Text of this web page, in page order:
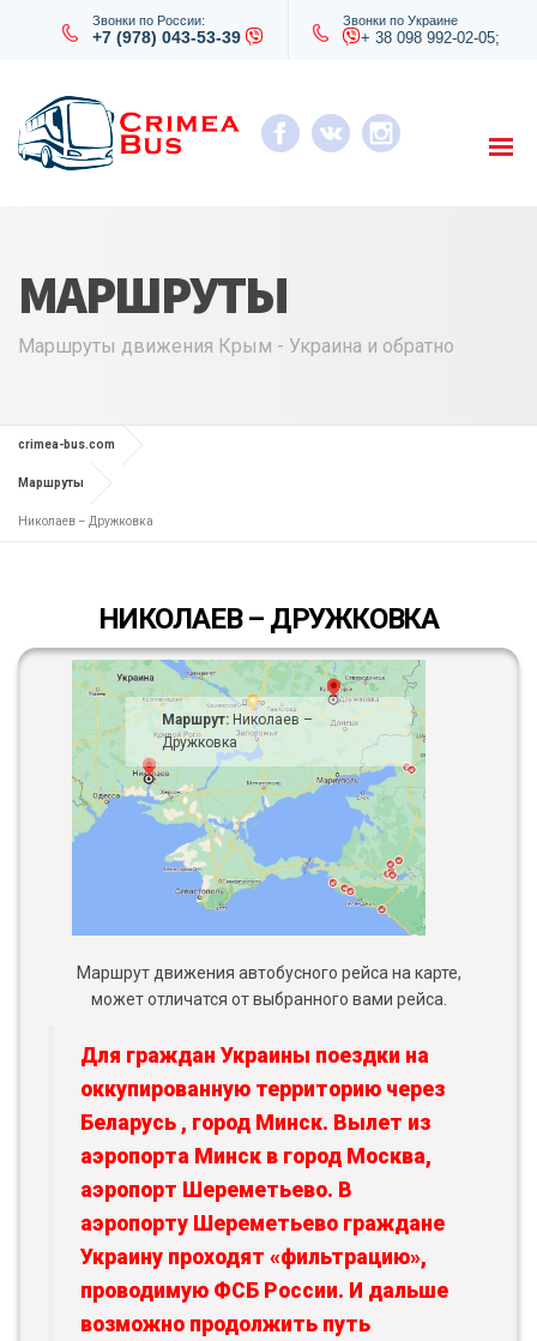
Звонки по России:
+7 (978) 043-53-39
Звонки по Украине
+ 38 098 992-02-05;
МАРШРУТЫ
Маршруты движения Крым - Украина и обратно
crimea-bus.com
Маршруты
Николаев – Дружковка
НИКОЛАЕВ – ДРУЖКОВКА
Маршрут:Николаев –
Дружковка
Маршрут движения автобусного рейса на карте,
может отличатся от выбранного вами рейса.
Для граждан Украины поездки на
оккупированную территорию через
Беларусь , город Минск. Вылет из
аэропорта Минск в город Москва,
аэропорт Шереметьево. В
аэропорту Шереметьево граждане
Украину проходят «фильтрацию»,
проводимую ФСБ России. И дальше
возможно продолжить путь